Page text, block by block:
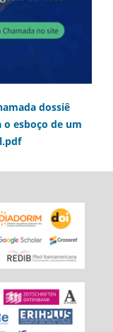
dossiê
esboço de um